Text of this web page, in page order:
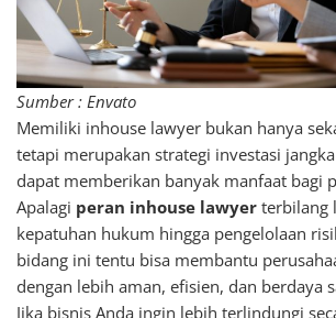
Sumber : Envato
Memiliki inhouse lawyer bukan hanya
tetapi merupakan strategi investasi
dapat memberikan banyak manfaat bagi
Apalagi peran inhouse lawyer terbilang
kepatuhan hukum hingga pengelolaan
bidang ini tentu bisa membantu
dengan lebih aman, efisien, dan berdaya
Jika bisnis Anda ingin lebih terlindungi